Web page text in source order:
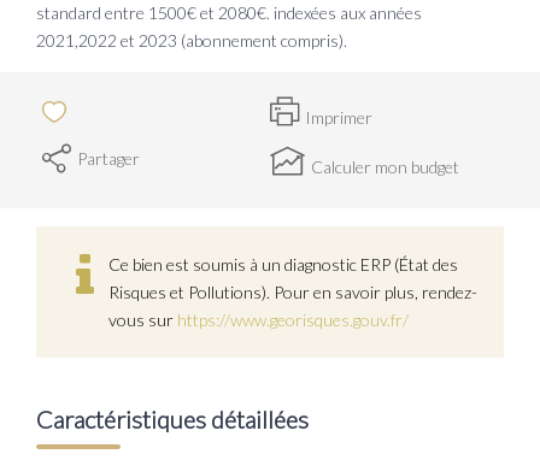
standard entre 1500€ et 2080€. indexées aux années
2021,2022 et 2023 (abonnement compris).
Imprimer
Partager
Calculer mon budget
Ce bien est soumis à un diagnostic ERP (État des
Risques et Pollutions). Pour en savoir plus, rendez-
vous sur https://www.georisques.gouv.fr/
Caractéristiques détaillées